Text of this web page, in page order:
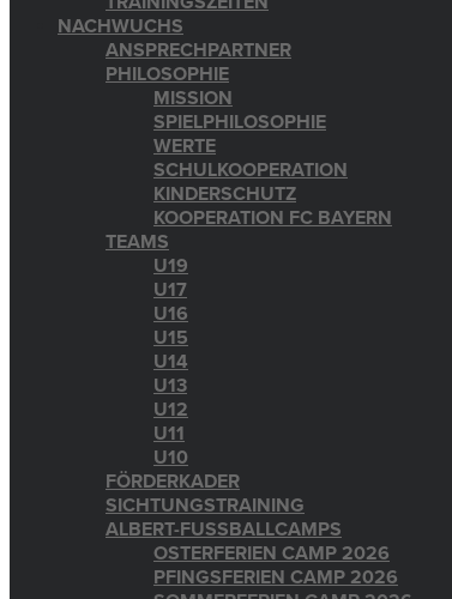
NACHWUCHS
ANSPRECHPARTNER
PHILOSOPHIE
MISSION
SPIELPHILOSOPHIE
WERTE
SCHULKOOPERATION
KINDERSCHUTZ
KOOPERATION FC BAYERN
TEAMS
U19
U17
U16
U15
U14
U13
U12
U11
U10
FÖRDERKADER
SICHTUNGSTRAINING
ALBERT-FUSSBALLCAMPS
OSTERFERIEN CAMP 2026
PFINGSFERIEN CAMP 2026